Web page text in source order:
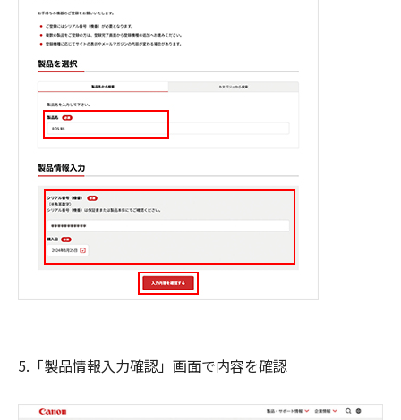
5.「製品情報入力確認」画面で内容を確認